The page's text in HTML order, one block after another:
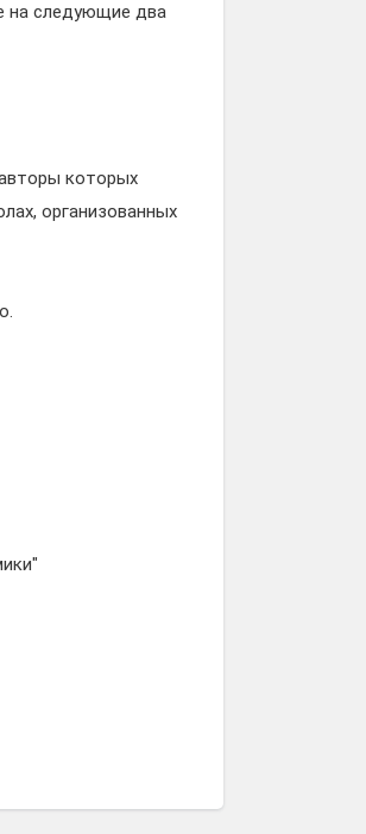
на следующие два
которых
организованных